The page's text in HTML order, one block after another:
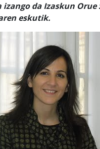
da Izaskun
eskutik.